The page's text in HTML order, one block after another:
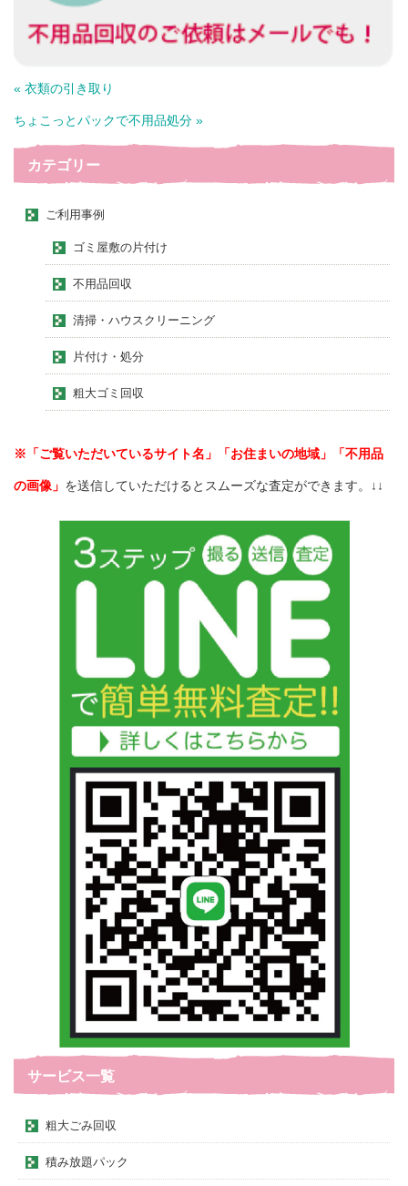
« 衣類の引き取り
ちょこっとパックで不用品処分 »
カテゴリー
ご利用事例
ゴミ屋敷の片付け
不用品回収
清掃・ハウスクリーニング
片付け・処分
粗大ゴミ回収
※「ご覧いただいているサイト名」「お住まいの地域」「不用品
の画像」 を送信していただけるとスムーズな査定ができます。↓↓
サービス一覧
粗大ごみ回収
積み放題パック